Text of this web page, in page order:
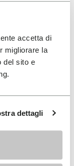
accetta di
migliorare la
del sito e
dettagli
25 CM
NOS